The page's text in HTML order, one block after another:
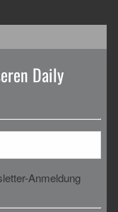
Daily
Anmeldung